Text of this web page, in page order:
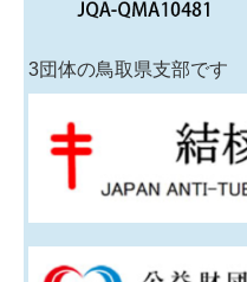
3団体の鳥取県支部です